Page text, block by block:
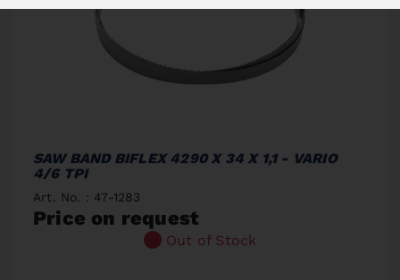
SAW BAND BIFLEX 4290 X 34 X 1,1 - VARIO
4/6 TPI
Art. No. : 47-1283
Price on request
Out of Stock